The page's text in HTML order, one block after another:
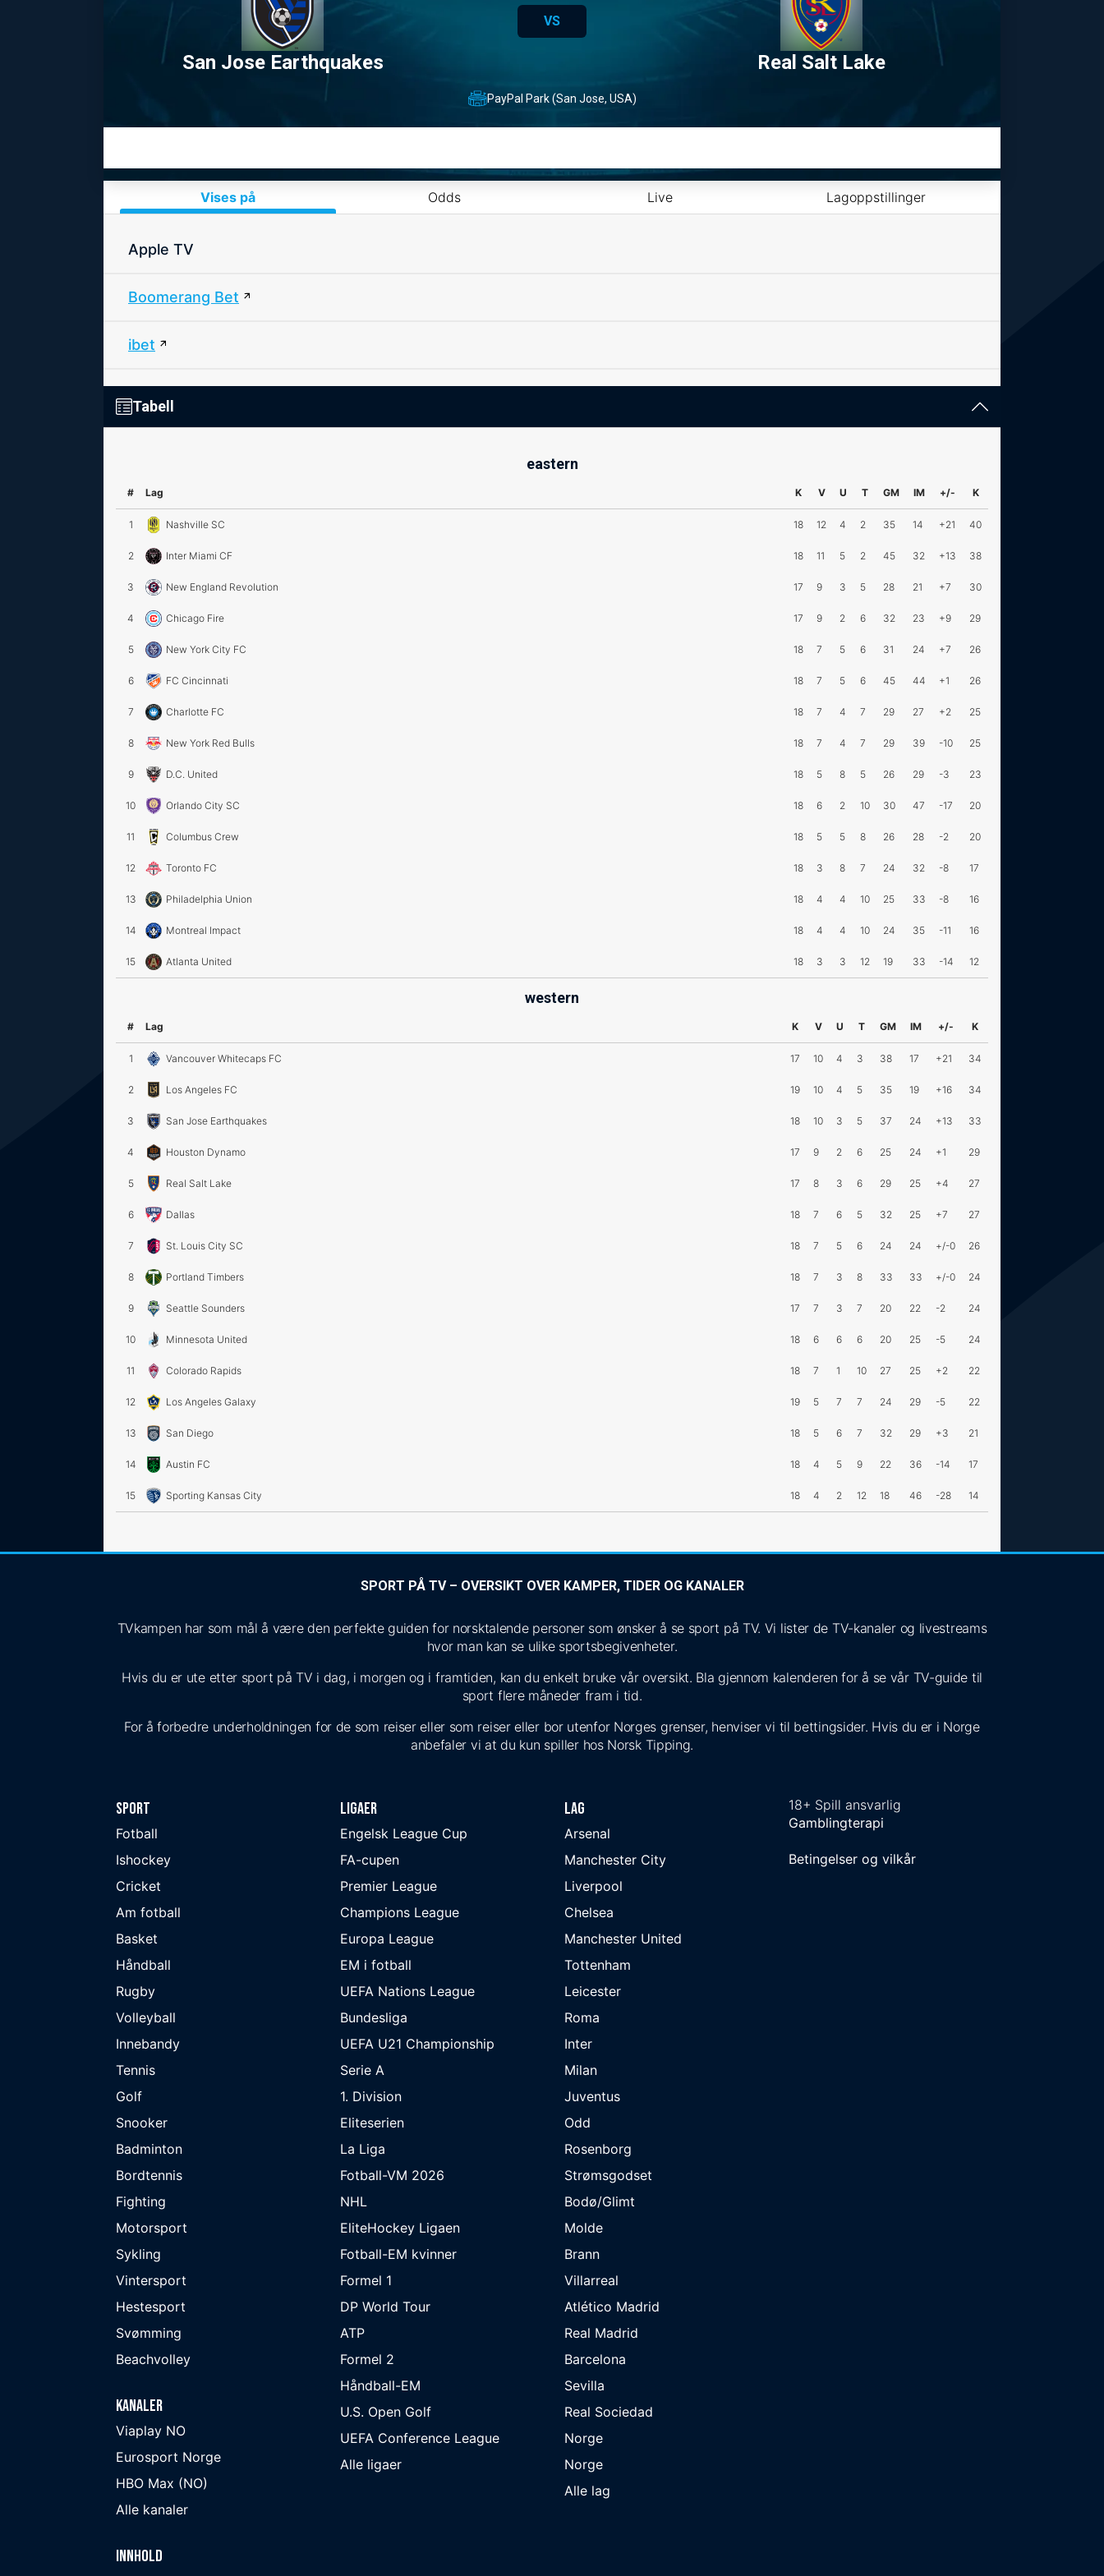
San Jose Earthquakes
VS
Real Salt Lake
PayPal Park (San Jose, USA)
Vises på Odds Live Lagoppstillinger
Apple TV
Boomerang Bet
ibet
Tabell
eastern
# Lag K V U T GM IM +/- K
1 Nashville SC 18 12 4 2 35 14 +21 40
2 Inter Miami CF 18 11 5 2 45 32 +13 38
3 New England Revolution 17 9 3 5 28 21 +7 30
4 Chicago Fire 17 9 2 6 32 23 +9 29
5 New York City FC 18 7 5 6 31 24 +7 26
6 FC Cincinnati 18 7 5 6 45 44 +1 26
7 Charlotte FC 18 7 4 7 29 27 +2 25
8 New York Red Bulls 18 7 4 7 29 39 -10 25
9 D.C. United 18 5 8 5 26 29 -3 23
10 Orlando City SC 18 6 2 10 30 47 -17 20
11 Columbus Crew 18 5 5 8 26 28 -2 20
12 Toronto FC 18 3 8 7 24 32 -8 17
13 Philadelphia Union 18 4 4 10 25 33 -8 16
14 Montreal Impact 18 4 4 10 24 35 -11 16
15 Atlanta United 18 3 3 12 19 33 -14 12
western
# Lag K V U T GM IM +/- K
1 Vancouver Whitecaps FC 17 10 4 3 38 17 +21 34
2 Los Angeles FC 19 10 4 5 35 19 +16 34
3 San Jose Earthquakes 18 10 3 5 37 24 +13 33
4 Houston Dynamo 17 9 2 6 25 24 +1 29
5 Real Salt Lake 17 8 3 6 29 25 +4 27
6 Dallas 18 7 6 5 32 25 +7 27
7 St. Louis City SC 18 7 5 6 24 24 +/-0 26
8 Portland Timbers 18 7 3 8 33 33 +/-0 24
9 Seattle Sounders 17 7 3 7 20 22 -2 24
10 Minnesota United 18 6 6 6 20 25 -5 24
11 Colorado Rapids 18 7 1 10 27 25 +2 22
12 Los Angeles Galaxy 19 5 7 7 24 29 -5 22
13 San Diego 18 5 6 7 32 29 +3 21
14 Austin FC 18 4 5 9 22 36 -14 17
15 Sporting Kansas City 18 4 2 12 18 46 -28 14
SPORT PÅ TV – OVERSIKT OVER KAMPER, TIDER OG KANALER
TVkampen har som mål å være den perfekte guiden for norsktalende personer som ønsker å se sport på TV. Vi lister de TV-kanaler og livestreams
hvor man kan se ulike sportsbegivenheter.
Hvis du er ute etter sport på TV i dag, i morgen og i framtiden, kan du enkelt bruke vår oversikt. Bla gjennom kalenderen for å se vår TV-guide til
sport flere måneder fram i tid.
For å forbedre underholdningen for de som reiser eller som reiser eller bor utenfor Norges grenser, henviser vi til bettingsider. Hvis du er i Norge
anbefaler vi at du kun spiller hos Norsk Tipping.
Sport
Fotball
Ishockey
Cricket
Am fotball
Basket
Håndball
Rugby
Volleyball
Innebandy
Tennis
Golf
Snooker
Badminton
Bordtennis
Fighting
Motorsport
Sykling
Vintersport
Hestesport
Svømming
Beachvolley
Kanaler
Viaplay NO
Eurosport Norge
HBO Max (NO)
Alle kanaler
Innhold
Ligaer
Engelsk League Cup
FA-cupen
Premier League
Champions League
Europa League
EM i fotball
UEFA Nations League
Bundesliga
UEFA U21 Championship
Serie A
1. Division
Eliteserien
La Liga
Fotball-VM 2026
NHL
EliteHockey Ligaen
Fotball-EM kvinner
Formel 1
DP World Tour
ATP
Formel 2
Håndball-EM
U.S. Open Golf
UEFA Conference League
Alle ligaer
Lag
Arsenal
Manchester City
Liverpool
Chelsea
Manchester United
Tottenham
Leicester
Roma
Inter
Milan
Juventus
Odd
Rosenborg
Strømsgodset
Bodø/Glimt
Molde
Brann
Villarreal
Atlético Madrid
Real Madrid
Barcelona
Sevilla
Real Sociedad
Norge
Norge
Alle lag
18+ Spill ansvarlig
Gamblingterapi
Betingelser og vilkår